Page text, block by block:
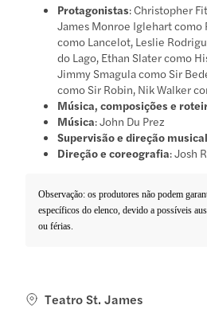
Protagonistas: Christopher
James Monroe Iglehart como
como Lancelot, Leslie
do Lago, Ethan Slater como
Jimmy Smagula como Sir
como Sir Robin, Nik Walker
Música, composições e
Música: John Du Prez
Supervisão e direção musical
Direção e coreografia: Josh
Observação: os produtores não podem
específicos do elenco, devido a possíveis
ou férias.
Teatro St. James